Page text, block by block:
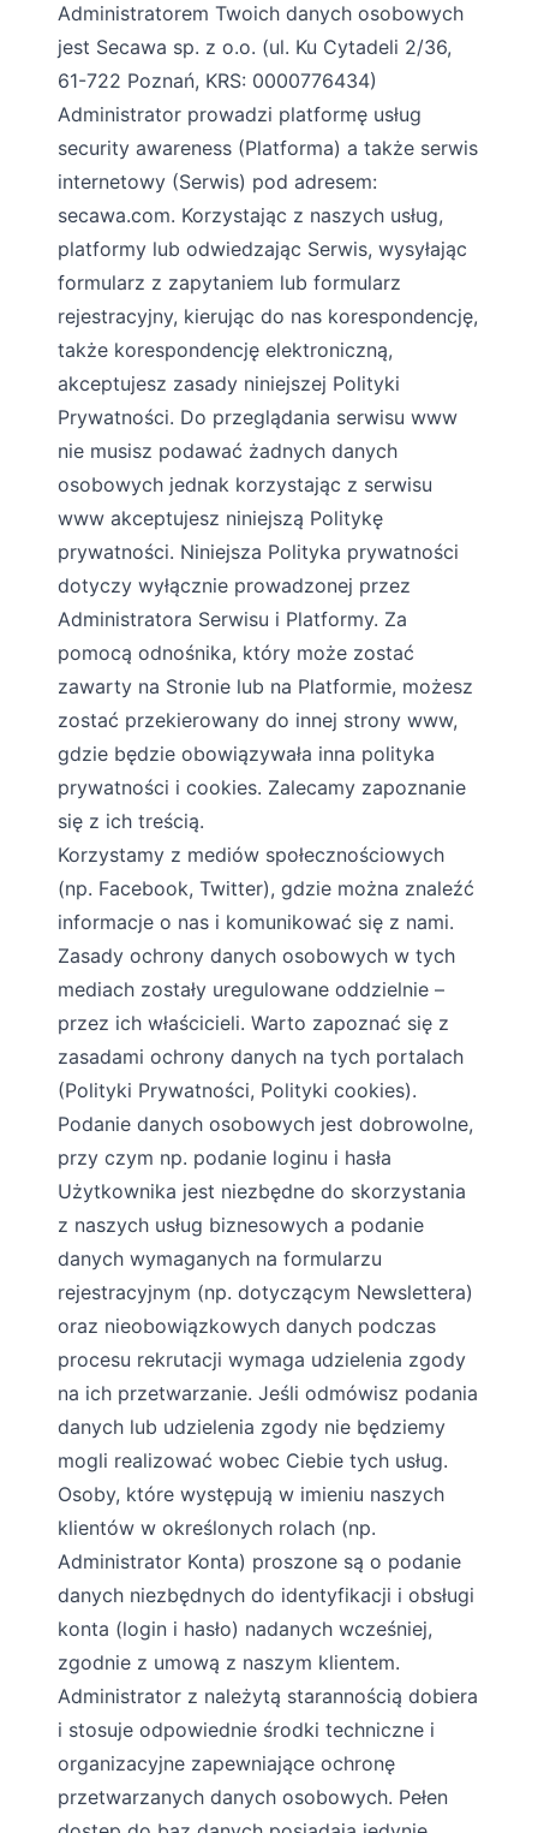
Administratorem Twoich danych osobowych
jest Secawa sp. z o.o. (ul. Ku Cytadeli 2/36,
61-722 Poznań, KRS: 0000776434)
Administrator prowadzi platformę usług
security awareness (Platforma) a także serwis
internetowy (Serwis) pod adresem:
secawa.com. Korzystając z naszych usług,
platformy lub odwiedzając Serwis, wysyłając
formularz z zapytaniem lub formularz
rejestracyjny, kierując do nas korespondencję,
także korespondencję elektroniczną,
akceptujesz zasady niniejszej Polityki
Prywatności. Do przeglądania serwisu www
nie musisz podawać żadnych danych
osobowych jednak korzystając z serwisu
www akceptujesz niniejszą Politykę
prywatności. Niniejsza Polityka prywatności
dotyczy wyłącznie prowadzonej przez
Administratora Serwisu i Platformy. Za
pomocą odnośnika, który może zostać
zawarty na Stronie lub na Platformie, możesz
zostać przekierowany do innej strony www,
gdzie będzie obowiązywała inna polityka
prywatności i cookies. Zalecamy zapoznanie
się z ich treścią.
Korzystamy z mediów społecznościowych
(np. Facebook, Twitter), gdzie można znaleźć
informacje o nas i komunikować się z nami.
Zasady ochrony danych osobowych w tych
mediach zostały uregulowane oddzielnie –
przez ich właścicieli. Warto zapoznać się z
zasadami ochrony danych na tych portalach
(Polityki Prywatności, Polityki cookies).
Podanie danych osobowych jest dobrowolne,
przy czym np. podanie loginu i hasła
Użytkownika jest niezbędne do skorzystania
z naszych usług biznesowych a podanie
danych wymaganych na formularzu
rejestracyjnym (np. dotyczącym Newslettera)
oraz nieobowiązkowych danych podczas
procesu rekrutacji wymaga udzielenia zgody
na ich przetwarzanie. Jeśli odmówisz podania
danych lub udzielenia zgody nie będziemy
mogli realizować wobec Ciebie tych usług.
Osoby, które występują w imieniu naszych
klientów w określonych rolach (np.
Administrator Konta) proszone są o podanie
danych niezbędnych do identyfikacji i obsługi
konta (login i hasło) nadanych wcześniej,
zgodnie z umową z naszym klientem.
Administrator z należytą starannością dobiera
i stosuje odpowiednie środki techniczne i
organizacyjne zapewniające ochronę
przetwarzanych danych osobowych. Pełen